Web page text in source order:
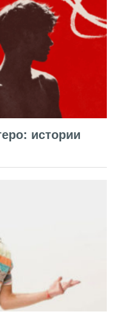
истории